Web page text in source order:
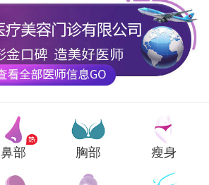
鼻部 胸部 瘦身